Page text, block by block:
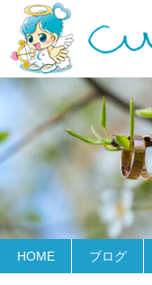
HOME ブログ